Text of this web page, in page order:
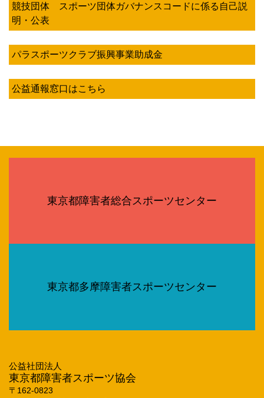
競技団体 スポーツ団体ガバナンスコードに係る自己説
明・公表
パラスポーツクラブ振興事業助成金
公益通報窓口はこちら
東京都障害者総合スポーツセンター
東京都多摩障害者スポーツセンター
公益社団法人
東京都障害者スポーツ協会
〒162‐0823